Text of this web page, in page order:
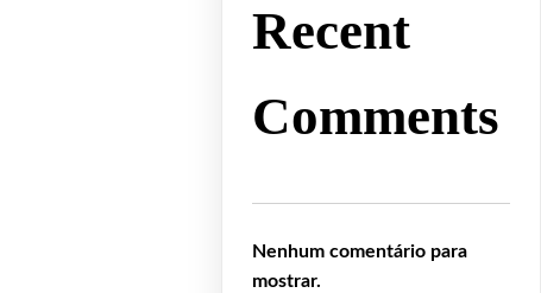
Recent
Comments
Nenhum comentário para
mostrar.